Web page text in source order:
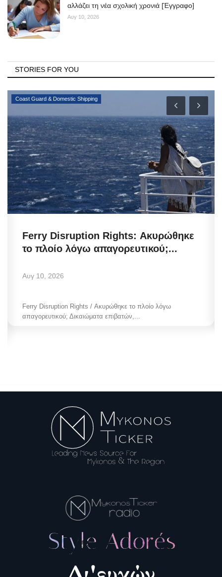
αλλάζει τη νέα σχολική χρονιά [Έγγραφο]
Αυγ 10, 2026
STORIES FOR YOU
Coast Guard & Domestic Shipping
Ferry Disruption Rights: Ακυρώθηκε
το πλοίο λόγω απαγορευτικού;...
Αυγ 10, 2026
Ferry Disruption Rights / Ακυρώθηκε το πλοίο λόγω
απαγορευτικού; Δικαιώματα επιβατών,...